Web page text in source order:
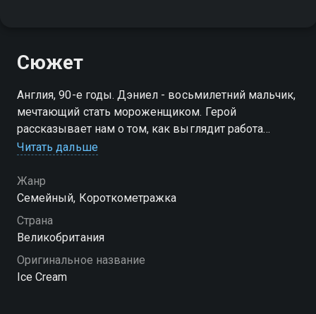
Сюжет
Англия, 90-е годы. Дэниел - восьмилетний мальчик,
мечтающий стать мороженщиком. Герой
рассказывает нам о том, как выглядит работа
мороженщика, и как он однажды им станет
Читать дальше
Жанр
Cемейный, Короткометражка
Страна
Великобритания
Оригинальное название
Ice Cream